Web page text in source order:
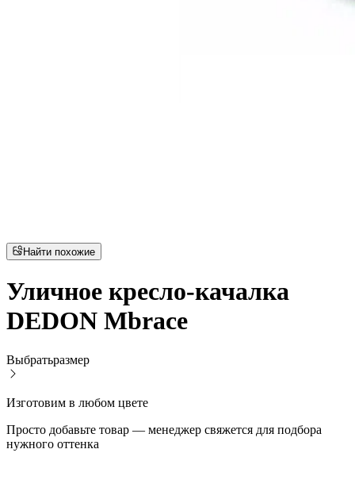
Найти похожие
Уличное кресло-качалка
DEDON Mbrace
Выбратьразмер
Изготовим в любом цвете
Просто добавьте товар — менеджер свяжется для подбора
нужного оттенка